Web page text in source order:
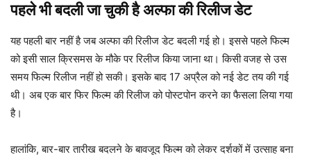
पहले भी बदली जा चुकी है अल्फा की रिलीज डेट
यह पहली बार नहीं है जब अल्फा की रिलीज डेट बदली गई हो। इससे पहले फिल्म
को इसी साल क्रिसमस के मौके पर रिलीज किया जाना था। किसी वजह से उस
समय फिल्म रिलीज नहीं हो सकी। इसके बाद 17 अप्रैल को नई डेट तय की गई
थी। अब एक बार फिर फिल्म की रिलीज को पोस्टपोन करने का फैसला लिया गया
है।
हालांकि, बार-बार तारीख बदलने के बावजूद फिल्म को लेकर दर्शकों में उत्साह बना